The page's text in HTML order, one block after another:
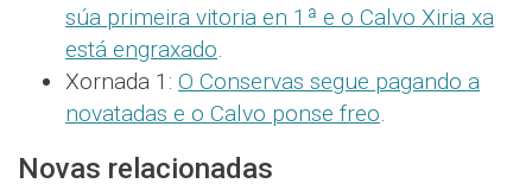
súa primeira vitoria en 1ª e o Calvo Xiria xa
está engraxado.
Xornada 1: O Conservas segue pagando a
novatadas e o Calvo ponse freo.
Novas relacionadas